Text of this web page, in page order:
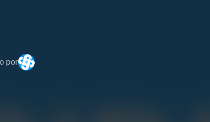
por